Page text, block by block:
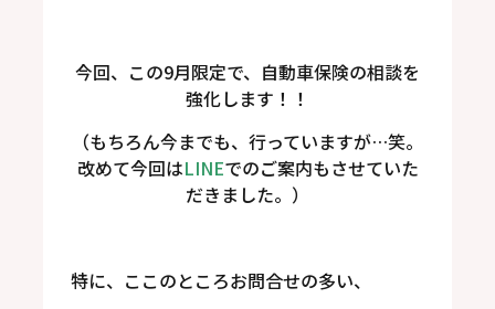
今回、この9月限定で、自動車保険の相談を
強化します！！
（もちろん今までも、行っていますが…笑。
改めて今回はLINEでのご案内もさせていた
だきました。）
特に、ここのところお問合せの多い、